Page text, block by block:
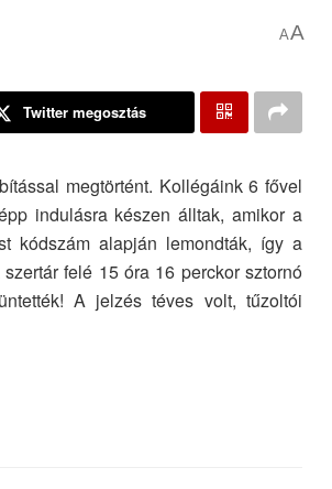
AA
Twitter megosztás
megtörtént. Kollégáink 6 fővel
indulásra készen álltak, amikor a
kódszám alapján lemondták, így a
felé 15 óra 16 perckor sztornó
A jelzés téves volt, tűzoltói